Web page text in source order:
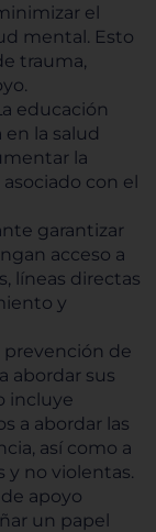
el
mental. Esto
trauma,
educación
la salud
la
con el
garantizar
acceso a
líneas directas
y
prevención de
abordar sus
incluye
a abordar las
así como a
y no violentas.
apoyo
un papel